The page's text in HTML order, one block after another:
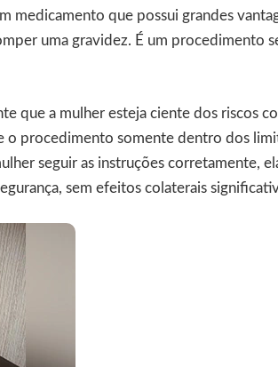
medicamento que possui grandes
uma gravidez. É um procedimento
que a mulher esteja ciente dos riscos
o procedimento somente dentro dos
seguir as instruções corretamente,
sem efeitos colaterais